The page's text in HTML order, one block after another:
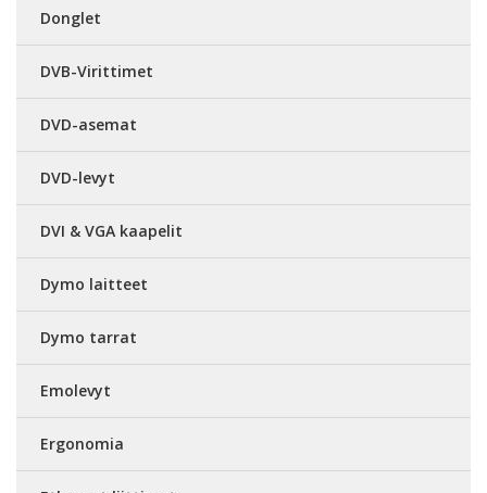
Donglet
DVB-Virittimet
DVD-asemat
DVD-levyt
DVI & VGA kaapelit
Dymo laitteet
Dymo tarrat
Emolevyt
Ergonomia